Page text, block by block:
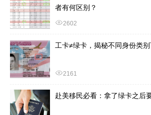
者有何区别？
2602
工卡≠绿卡，揭秘不同身份类
2161
赴美移民必看：拿了绿卡之后